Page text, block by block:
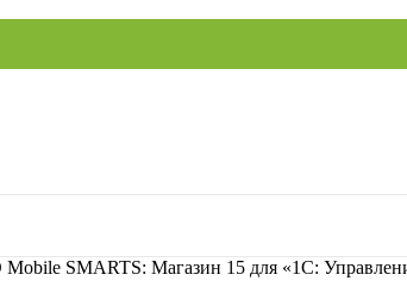
SMARTS: Магазин 15 для «1С: